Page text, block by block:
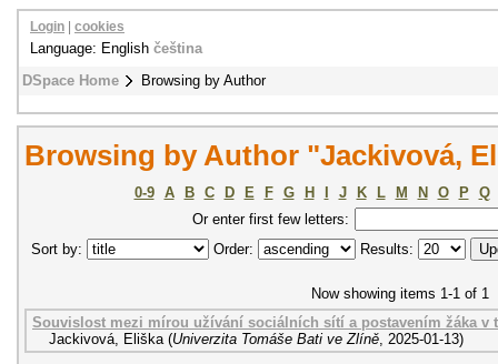
DSpace Home Browsing by Author
Login cookies
Language: English čeština
Browsing by Author "Jackivová,
0-9 A B C D E F G H J K L M N O P
Q
Or enter first few letters:
Sort by:
Order: Results:
Now showing items 1-1 of 1
Souvislost mezi mírou užívání sociálních sítí a postavením žáka v
Jackivová, Eliška (Univerzita Tomáše Bati ve Zlíně, 2025-01-13)